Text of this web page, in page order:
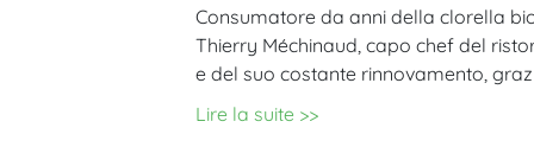
Consumatore da anni della clorella
Thierry Méchinaud, capo chef del
e del suo costante rinnovamento,
Lire la suite >>